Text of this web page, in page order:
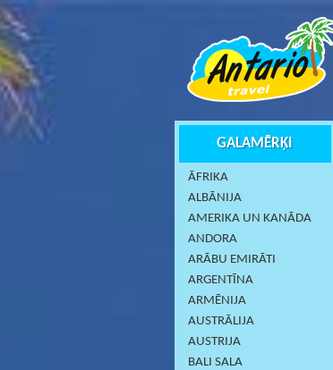
GALAMĒRĶI
ĀFRIKA
ALBĀNIJA
AMERIKA UN KANĀDA
ANDORA
ARĀBU EMIRĀTI
ARGENTĪNA
ARMĒNIJA
AUSTRĀLIJA
AUSTRIJA
BALI SALA